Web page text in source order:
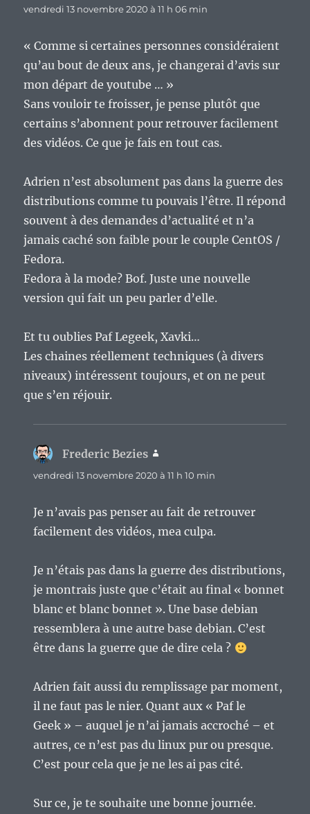
vendredi 13 novembre 2020 à 11 h 06 min
« Comme si certaines personnes considéraient
qu’au bout de deux ans, je changerai d’avis sur
mon départ de youtube … »
Sans vouloir te froisser, je pense plutôt que
certains s’abonnent pour retrouver facilement
des vidéos. Ce que je fais en tout cas.
Adrien n’est absolument pas dans la guerre des
distributions comme tu pouvais l’être. Il répond
souvent à des demandes d’actualité et n’a
jamais caché son faible pour le couple CentOS /
Fedora.
Fedora à la mode? Bof. Juste une nouvelle
version qui fait un peu parler d’elle.
Et tu oublies Paf Legeek, Xavki…
Les chaines réellement techniques (à divers
niveaux) intéressent toujours, et on ne peut
que s’en réjouir.
Frederic Bezies
vendredi 13 novembre 2020 à 11 h 10 min
Je n’avais pas penser au fait de retrouver
facilement des vidéos, mea culpa.
Je n’étais pas dans la guerre des distributions,
je montrais juste que c’était au final « bonnet
blanc et blanc bonnet ». Une base debian
ressemblera à une autre base debian. C’est
être dans la guerre que de dire cela ?
Adrien fait aussi du remplissage par moment,
il ne faut pas le nier. Quant aux « Paf le
Geek » – auquel je n’ai jamais accroché – et
autres, ce n’est pas du linux pur ou presque.
C’est pour cela que je ne les ai pas cité.
Sur ce, je te souhaite une bonne journée.